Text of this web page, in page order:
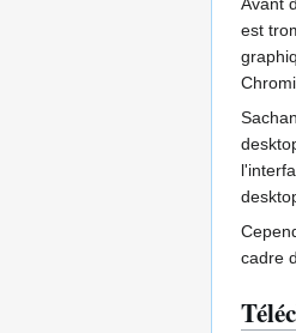
Avant
est
cadre